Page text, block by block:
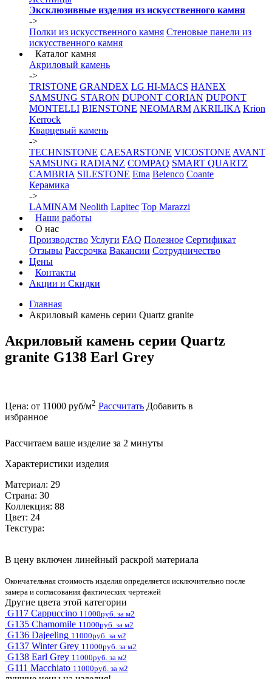
Эксклюзивные изделия из искусственного камня
->
Полки из искусственного камня Стеновые панели из
искусственного камня
Каталог камня
Акриловый камень
->
TRISTONE GRANDEX LG HI-MACS HANEX
SAMSUNG STARON DUPONT CORIAN DUPONT
MONTELLI BIENSTONE NEOMARM AKRILIKA Krion
Kerrock
Кварцевый камень
->
TECHNISTONE CAESARSTONE VICOSTONE AVANT
SAMSUNG RADIANZ COMPAQ SMART QUARTZ
CAMBRIA SILESTONE Etna Belenco Coante
Керамика
->
LAMINAM Neolith Lapitec Top Marazzi
Наши работы
О нас
Производство Услуги FAQ Полезное Сертификат
Отзывы Рассрочка Вакансии Сотрудничество
Цены
Контакты
Акции и Скидки
Главная
Акриловый камень серии Quartz granite
Акриловый камень серии Quartz
granite G138 Earl Grey
Цена: от 11000 руб/м2 Рассчитать Добавить в
избранное
Рассчитаем ваше изделие за 2 минуты
Характеристики изделия
Материал: 29
Страна: 30
Коллекция: 88
Цвет: 24
Текстура:
В цену включен линейный раскрой материала
Окончательная стоимость изделия определяется исключительно после
замера и согласования фактических чертежей
Другие цвета этой категории
G117 Cappuccino 11000руб. за м2
G135 Chamomile 11000руб. за м2
G136 Dajeeling 11000руб. за м2
G137 Winter Grey 11000руб. за м2
G138 Earl Grey 11000руб. за м2
G111 Macchiato 11000руб. за м2